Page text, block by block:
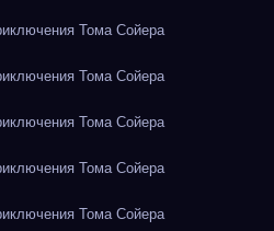
Тома Сойера
Тома Сойера
Тома Сойера
Тома Сойера
Тома Сойера